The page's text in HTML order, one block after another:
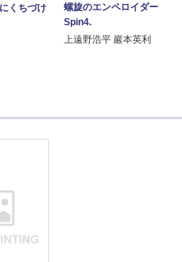
くちづけ
螺旋のエンペロイダー
Spin4.
上遠野浩平 巖本英利